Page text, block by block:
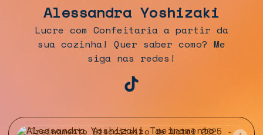
Alessandra Yoshizaki
Lucre com Confeitaria a partir da
sua cozinha! Quer saber como? Me
siga nas redes!
Treinamento Biscoiteiro de Natal 2025 -
Treinamento Biscoiteiro de Natal 2025 -